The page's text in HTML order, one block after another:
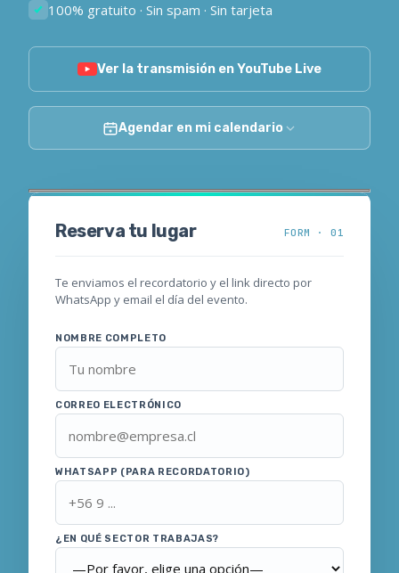
100% gratuito · Sin spam · Sin tarjeta
Ver la transmisión en YouTube Live
Agendar en mi calendario
Reserva tu lugar FORM · 01
Te enviamos el recordatorio y el link directo por
WhatsApp y email el día del evento.
NOMBRE COMPLETO
CORREO ELECTRÓNICO
WHATSAPP (PARA RECORDATORIO)
¿EN QUÉ SECTOR TRABAJAS?